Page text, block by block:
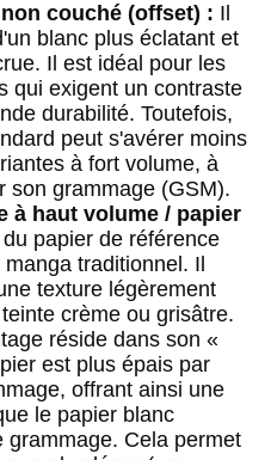
couché (offset) : Il
blanc plus éclatant et
Il est idéal pour les
qui exigent un contraste
durabilité. Toutefois,
peut s'avérer moins
à fort volume, à
son grammage (GSM).
à haut volume / papier
papier de référence
traditionnel. Il
texture légèrement
crème ou grisâtre.
réside dans son «
est plus épais par
offrant ainsi une
le papier blanc
grammage. Cela permet